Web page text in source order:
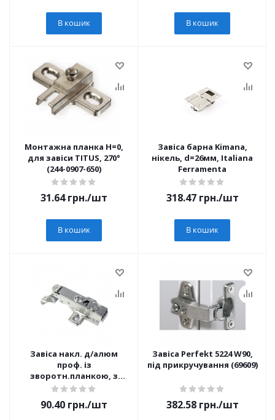
В кошик В кошик
Монтажна планка H=0,
для завіси TITUS, 270°
(244-0907-650)
31.64грн./шт
В кошик
Завіса барна Kimana,
нікель, d=26мм, Italiana
Ferramenta
318.47грн./шт
В кошик
Завіса накл. д/алюм
проф. із
зворотн.планкою, з
дотягувачем
90.40 грн./шт
Завіса Perfekt 5224 W90,
під прикручування (69609)
382.58грн./шт